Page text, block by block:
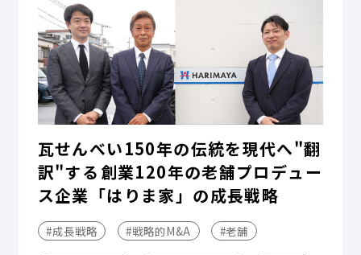
瓦せんべい150年の伝統を現代へ"翻
訳"する――創業120年の老舗プロデュー
ス企業「はりま家」の成長戦略
#成長戦略 #戦略的M&A #老舗